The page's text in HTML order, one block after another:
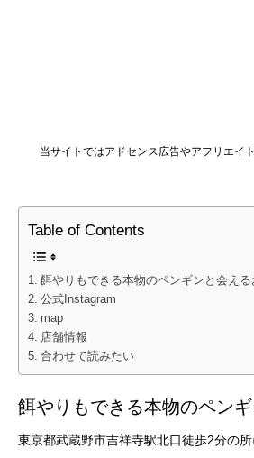
当サイトではアドセンス広告やアフリエイ
Table of Contents
餌やりもできる本物のペンギンと会える
公式Instagram
map
店舗情報
合わせて読みたい
餌やりもできる本物のペン
東京都武蔵野市吉祥寺駅北口徒歩2分の